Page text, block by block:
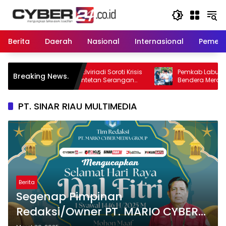
Berita
Daerah Nasional Internasional
Breaking News.
Elviriadi Soroti Krisis
Serangan
Beruang Terhadap
Pemkab Labuhanbatu Bagikan 300
Bendera Merah Putih, Sambut HUT ke-
Kemerdekaan RI
PT. SINAR RIAU MULTIMEDIA
Berita
Segenap Pimpinan
Redaksi/Owner PT. MARIO CYBER